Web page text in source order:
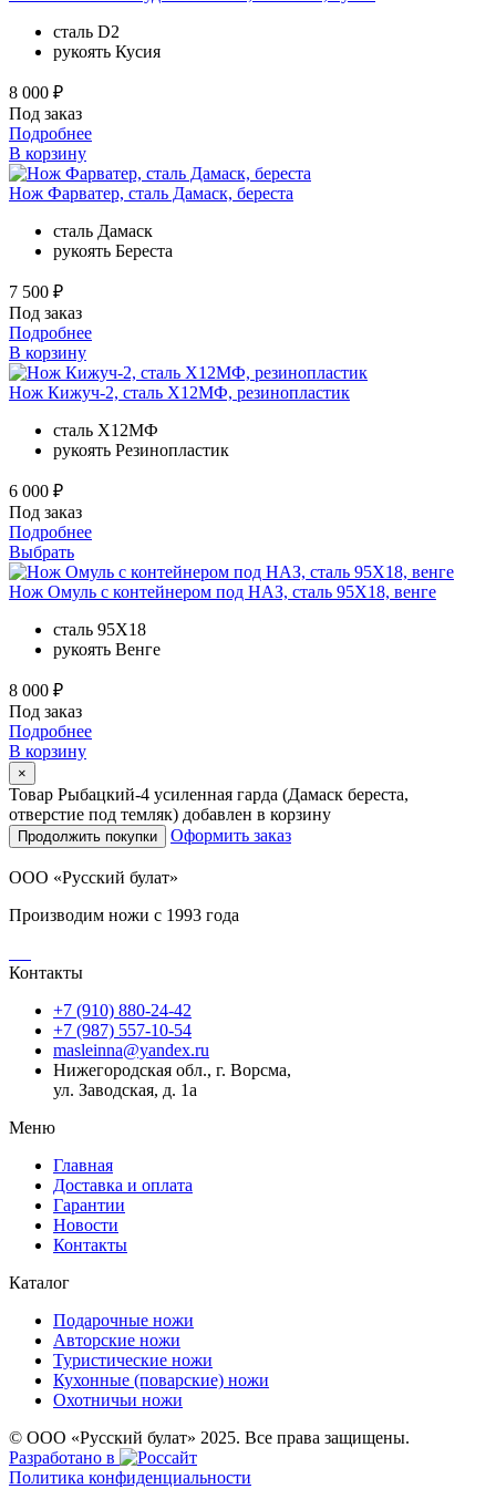
сталь D2
рукоять Кусия
8 000 ₽
Под заказ
Подробнее
В корзину
Нож Фарватер, сталь Дамаск, береста
сталь Дамаск
рукоять Береста
7 500 ₽
Под заказ
Подробнее
В корзину
Нож Кижуч-2, сталь Х12МФ, резинопластик
сталь Х12МФ
рукоять Резинопластик
6 000 ₽
Под заказ
Подробнее
Выбрать
Нож Омуль с контейнером под НАЗ, сталь 95Х18, венге
сталь 95Х18
рукоять Венге
8 000 ₽
Под заказ
Подробнее
В корзину
×
Товар Рыбацкий-4 усиленная гарда (Дамаск береста,
отверстие под темляк) добавлен в корзину
Продолжить покупки Оформить заказ
ООО «Русский булат»
Производим ножи с 1993 года
Контакты
+7 (910) 880-24-42
+7 (987) 557-10-54
masleinna@yandex.ru
Нижегородская обл., г. Ворсма,
ул. Заводская, д. 1а
Меню
Главная
Доставка и оплата
Гарантии
Новости
Контакты
Каталог
Подарочные ножи
Авторские ножи
Туристические ножи
Кухонные (поварские) ножи
Охотничьи ножи
© ООО «Русский булат» 2025. Все права защищены.
Разработано в
Политика конфиденциальности